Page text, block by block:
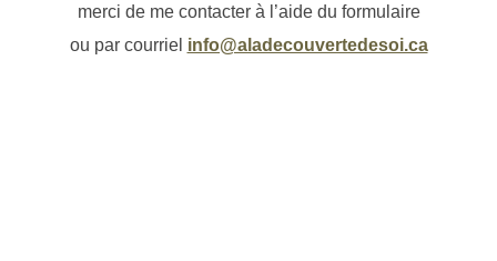
merci de me contacter à l’aide du formulaire
ou par courriel info@aladecouvertedesoi.ca